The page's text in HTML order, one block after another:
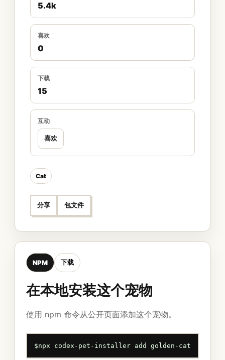
5.4k
喜欢
0
下载
15
互动
喜欢
Cat
分享 包文件
NPM 下载
在本地安装这个宠物
使用 npm 命令从公开页面添加这个宠物。
$npx codex-pet-installer add golden-cat